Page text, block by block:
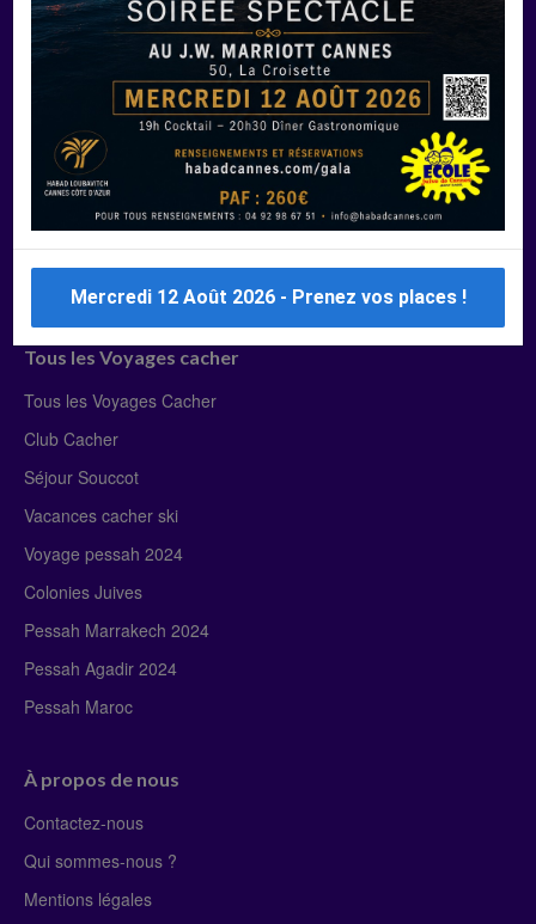
Manger Cacher
Liste des restaurants cacher
Restaurants cacher à Paris
Restaurants cacher à Deauville
Restaurants cacher à Lyon
Restaurants cacher à Marseille
Restaurants cacher Dubaï
Tous les Voyages cacher
Tous les Voyages Cacher
Club Cacher
Séjour Souccot
Vacances cacher ski
Voyage pessah 2024
Colonies Juives
Pessah Marrakech 2024
Pessah Agadir 2024
Pessah Maroc
À propos de nous
Contactez-nous
Qui sommes-nous ?
Mentions légales
Mercredi 12 Août 2026 - Prenez vos places !